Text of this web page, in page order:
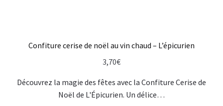
Confiture cerise de noël au vin chaud – L’épicurien
3,70€
Découvrez la magie des fêtes avec la Confiture Cerise de
Noël de L'Épicurien. Un délice…